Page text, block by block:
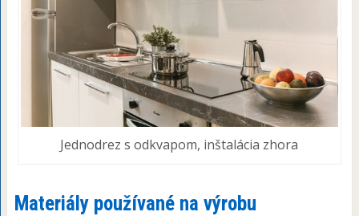
Jednodrez s odkvapom, inštalácia zhora
Materiály používané na výrobu